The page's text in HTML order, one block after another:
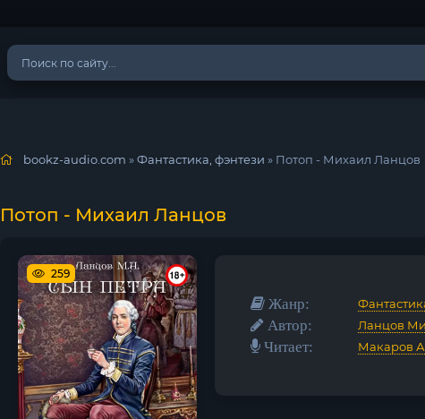
bookz-audio.com »Фантастика, фэнтези » Потоп - Михаил Ланцов
Потоп - Михаил Ланцов
259
Жанр:
Автор: Ланцов
Читает: Макаров